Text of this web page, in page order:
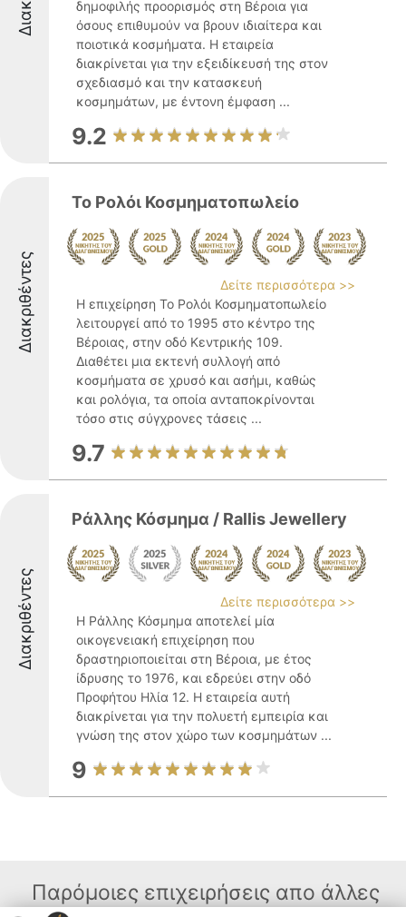
δημοφιλής προορισμός στη Βέροια για
όσους επιθυμούν να βρουν ιδιαίτερα και
ποιοτικά κοσμήματα. Η εταιρεία
διακρίνεται για την εξειδίκευσή της στον
σχεδιασμό και την κατασκευή
κοσμημάτων, με έντονη έμφαση ...
9.2
Διακριθέντες
Το Ρολόι Κοσμηματοπωλείο
Δείτε περισσότερα >>
Η επιχείρηση Το Ρολόι Κοσμηματοπωλείο
λειτουργεί από το 1995 στο κέντρο της
Βέροιας, στην οδό Κεντρικής 109.
Διαθέτει μια εκτενή συλλογή από
κοσμήματα σε χρυσό και ασήμι, καθώς
και ρολόγια, τα οποία ανταποκρίνονται
τόσο στις σύγχρονες τάσεις ...
9.7
Διακριθέντες
Ράλλης Κόσμημα / Rallis Jewellery
Δείτε περισσότερα >>
Η Ράλλης Κόσμημα αποτελεί μία
οικογενειακή επιχείρηση που
δραστηριοποιείται στη Βέροια, με έτος
ίδρυσης το 1976, και εδρεύει στην οδό
Προφήτου Ηλία 12. Η εταιρεία αυτή
διακρίνεται για την πολυετή εμπειρία και
γνώση της στον χώρο των κοσμημάτων ...
9
Παρόμοιες επιχειρήσεις απο άλλες